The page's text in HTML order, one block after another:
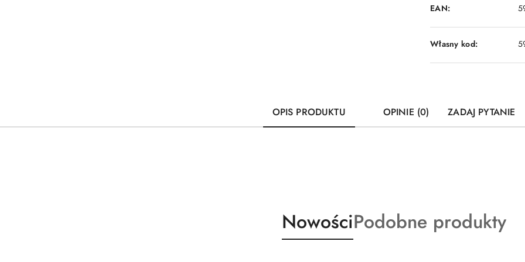
EAN:
Własny kod:
OPIS PRODUKTU OPINIE (0) ZADAJ PYTANIE
Produkty
o
NowościProdukty
o
Podobne produkty